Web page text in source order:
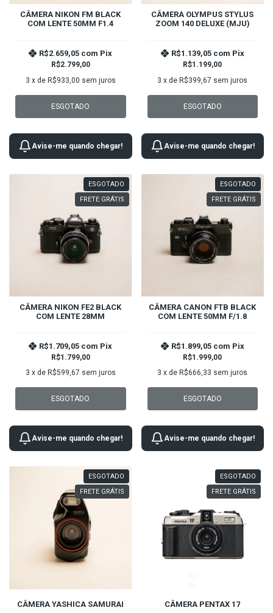
CÂMERA NIKON FM BLACK
COM LENTE 50MM F1.4
R$2.799,00
R$2.659,05 com Pix
3 x de R$933,00 sem juros
ESGOTADO
Avise-me quando chegar!
CÂMERA OLYMPUS STYLUS
ZOOM 140 DELUXE (MJU)
R$1.199,00
R$1.139,05 com Pix
3 x deR$399,67 sem juros
ESGOTADO
Avise-me quando chegar!
ESGOTADO
FRETE GRÁTIS
CÂMERA NIKON FE2 BLACK
COM LENTE 28MM
R$1.799,00
R$1.709,05 com Pix
3 x de R$599,67 sem juros
ESGOTADO
Avise-me quando chegar!
ESGOTADO
FRETE GRÁTIS
CÂMERA CANON FTB BLACK
COM LENTE 50MM F/1.8
R$1.999,00
R$1.899,05 com Pix
3 x de R$666,33 sem juros
ESGOTADO
Avise-me quando chegar!
ESGOTADO
FRETE GRÁTIS
CÂMERA YASHICA SAMURAI
ESGOTADO
FRETE GRÁTIS
CÂMERA PENTAX 17